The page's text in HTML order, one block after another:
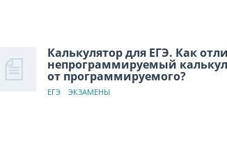
Калькулятор для ЕГЭ. Как
непрограммируемый
от программируемого?
ЕГЭ ЭКЗАМЕНЫ